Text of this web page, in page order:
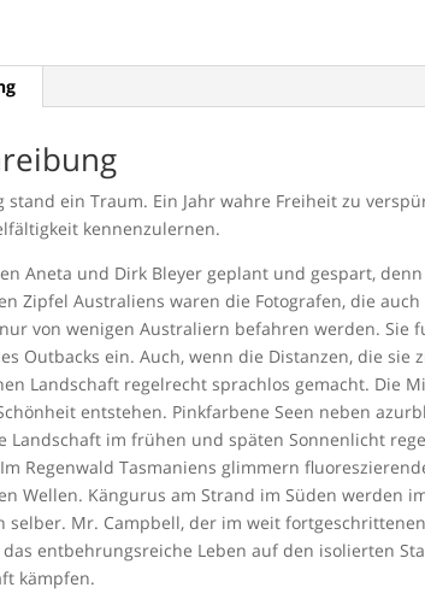
stand ein Traum. Ein Jahr wahre Freiheit zu
kennenzulernen.
Aneta und Dirk Bleyer geplant und gespart,
Zipfel Australiens waren die Fotografen, die
von wenigen Australiern befahren werden.
Outbacks ein. Auch, wenn die Distanzen, die
Landschaft regelrecht sprachlos gemacht. Die
entstehen. Pinkfarbene Seen neben
Landschaft im frühen und späten Sonnenlicht
Regenwald Tasmaniens glimmern
Wellen. Kängurus am Strand im Süden werden
selber. Mr. Campbell, der im weit
entbehrungsreiche Leben auf den isolierten
kämpfen.